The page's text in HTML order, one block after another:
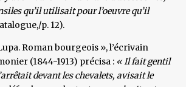
qu’il utilisait pour l’oeuvre qu’il
p. 12).
Roman bourgeois », l’écrivain
(1844-1913) précisa : « Il fait gentil
devant les chevalets, avisait le